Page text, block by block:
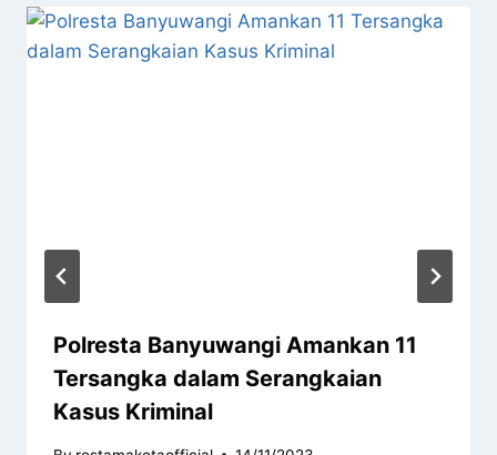
Polresta Banyuwangi Amankan 11
Tersangka dalam Serangkaian
Kasus Kriminal